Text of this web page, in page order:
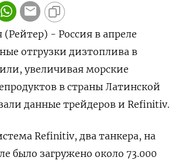
- Россия в апреле
отгрузки дизтоплива в
увеличивая морские
в страны Латинской
данные трейдеров и Refinitiv.
Refinitiv, два танкера, на
было загружено около 73.000